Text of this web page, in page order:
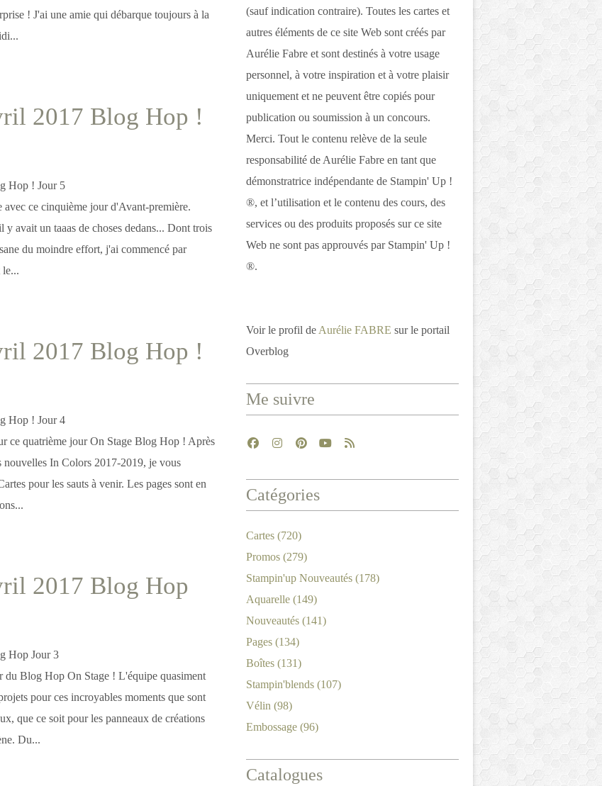
! J'ai une amie qui débarque toujours à la
2017 Blog Hop !
ce cinquième jour d'Avant-première.
avait un taaas de choses dedans... Dont trois
du moindre effort, j'ai commencé par
le...
2017 Blog Hop !
ce quatrième jour On Stage Blog Hop ! Après
In Colors 2017-2019, je vous
pour les sauts à venir. Les pages sont en
2017 Blog Hop
du Blog Hop On Stage ! L'équipe quasiment
pour ces incroyables moments que sont
que ce soit pour les panneaux de créations
Du...
(sauf indication contraire). Toutes les cartes et
autres éléments de ce site Web sont créés par
Aurélie Fabre et sont destinés à votre usage
personnel, à votre inspiration et à votre plaisir
uniquement et ne peuvent être copiés pour
publication ou soumission à un concours.
Merci. Tout le contenu relève de la seule
responsabilité de Aurélie Fabre en tant que
démonstratrice indépendante de Stampin' Up !
®, et l’utilisation et le contenu des cours, des
services ou des produits proposés sur ce site
Web ne sont pas approuvés par Stampin' Up !
®.
Voir le profil de Aurélie FABRE sur le portail
Overblog
Me suivre
Catégories
Cartes (720)
Promos (279)
Stampin'up Nouveautés (178)
Aquarelle (149)
Nouveautés (141)
Pages (134)
Boîtes (131)
Stampin'blends (107)
Vélin (98)
Embossage (96)
Catalogues